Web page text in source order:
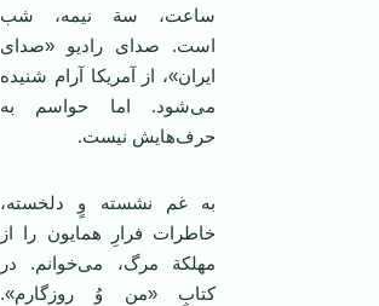
ساعت، سة نیمه، شب
است. صدای رادیو «صدای
ایران»، از آمریکا آرام شنیده
می‌شود. اما حواسم به
حرف‌هایش نیست.
به غم نشسته وٍ دلخسته،
خاطرات فرارِ همایون را از
مهلکة مرگ، می‌خوانم. در
کتابِ «من وُ روزگارم».